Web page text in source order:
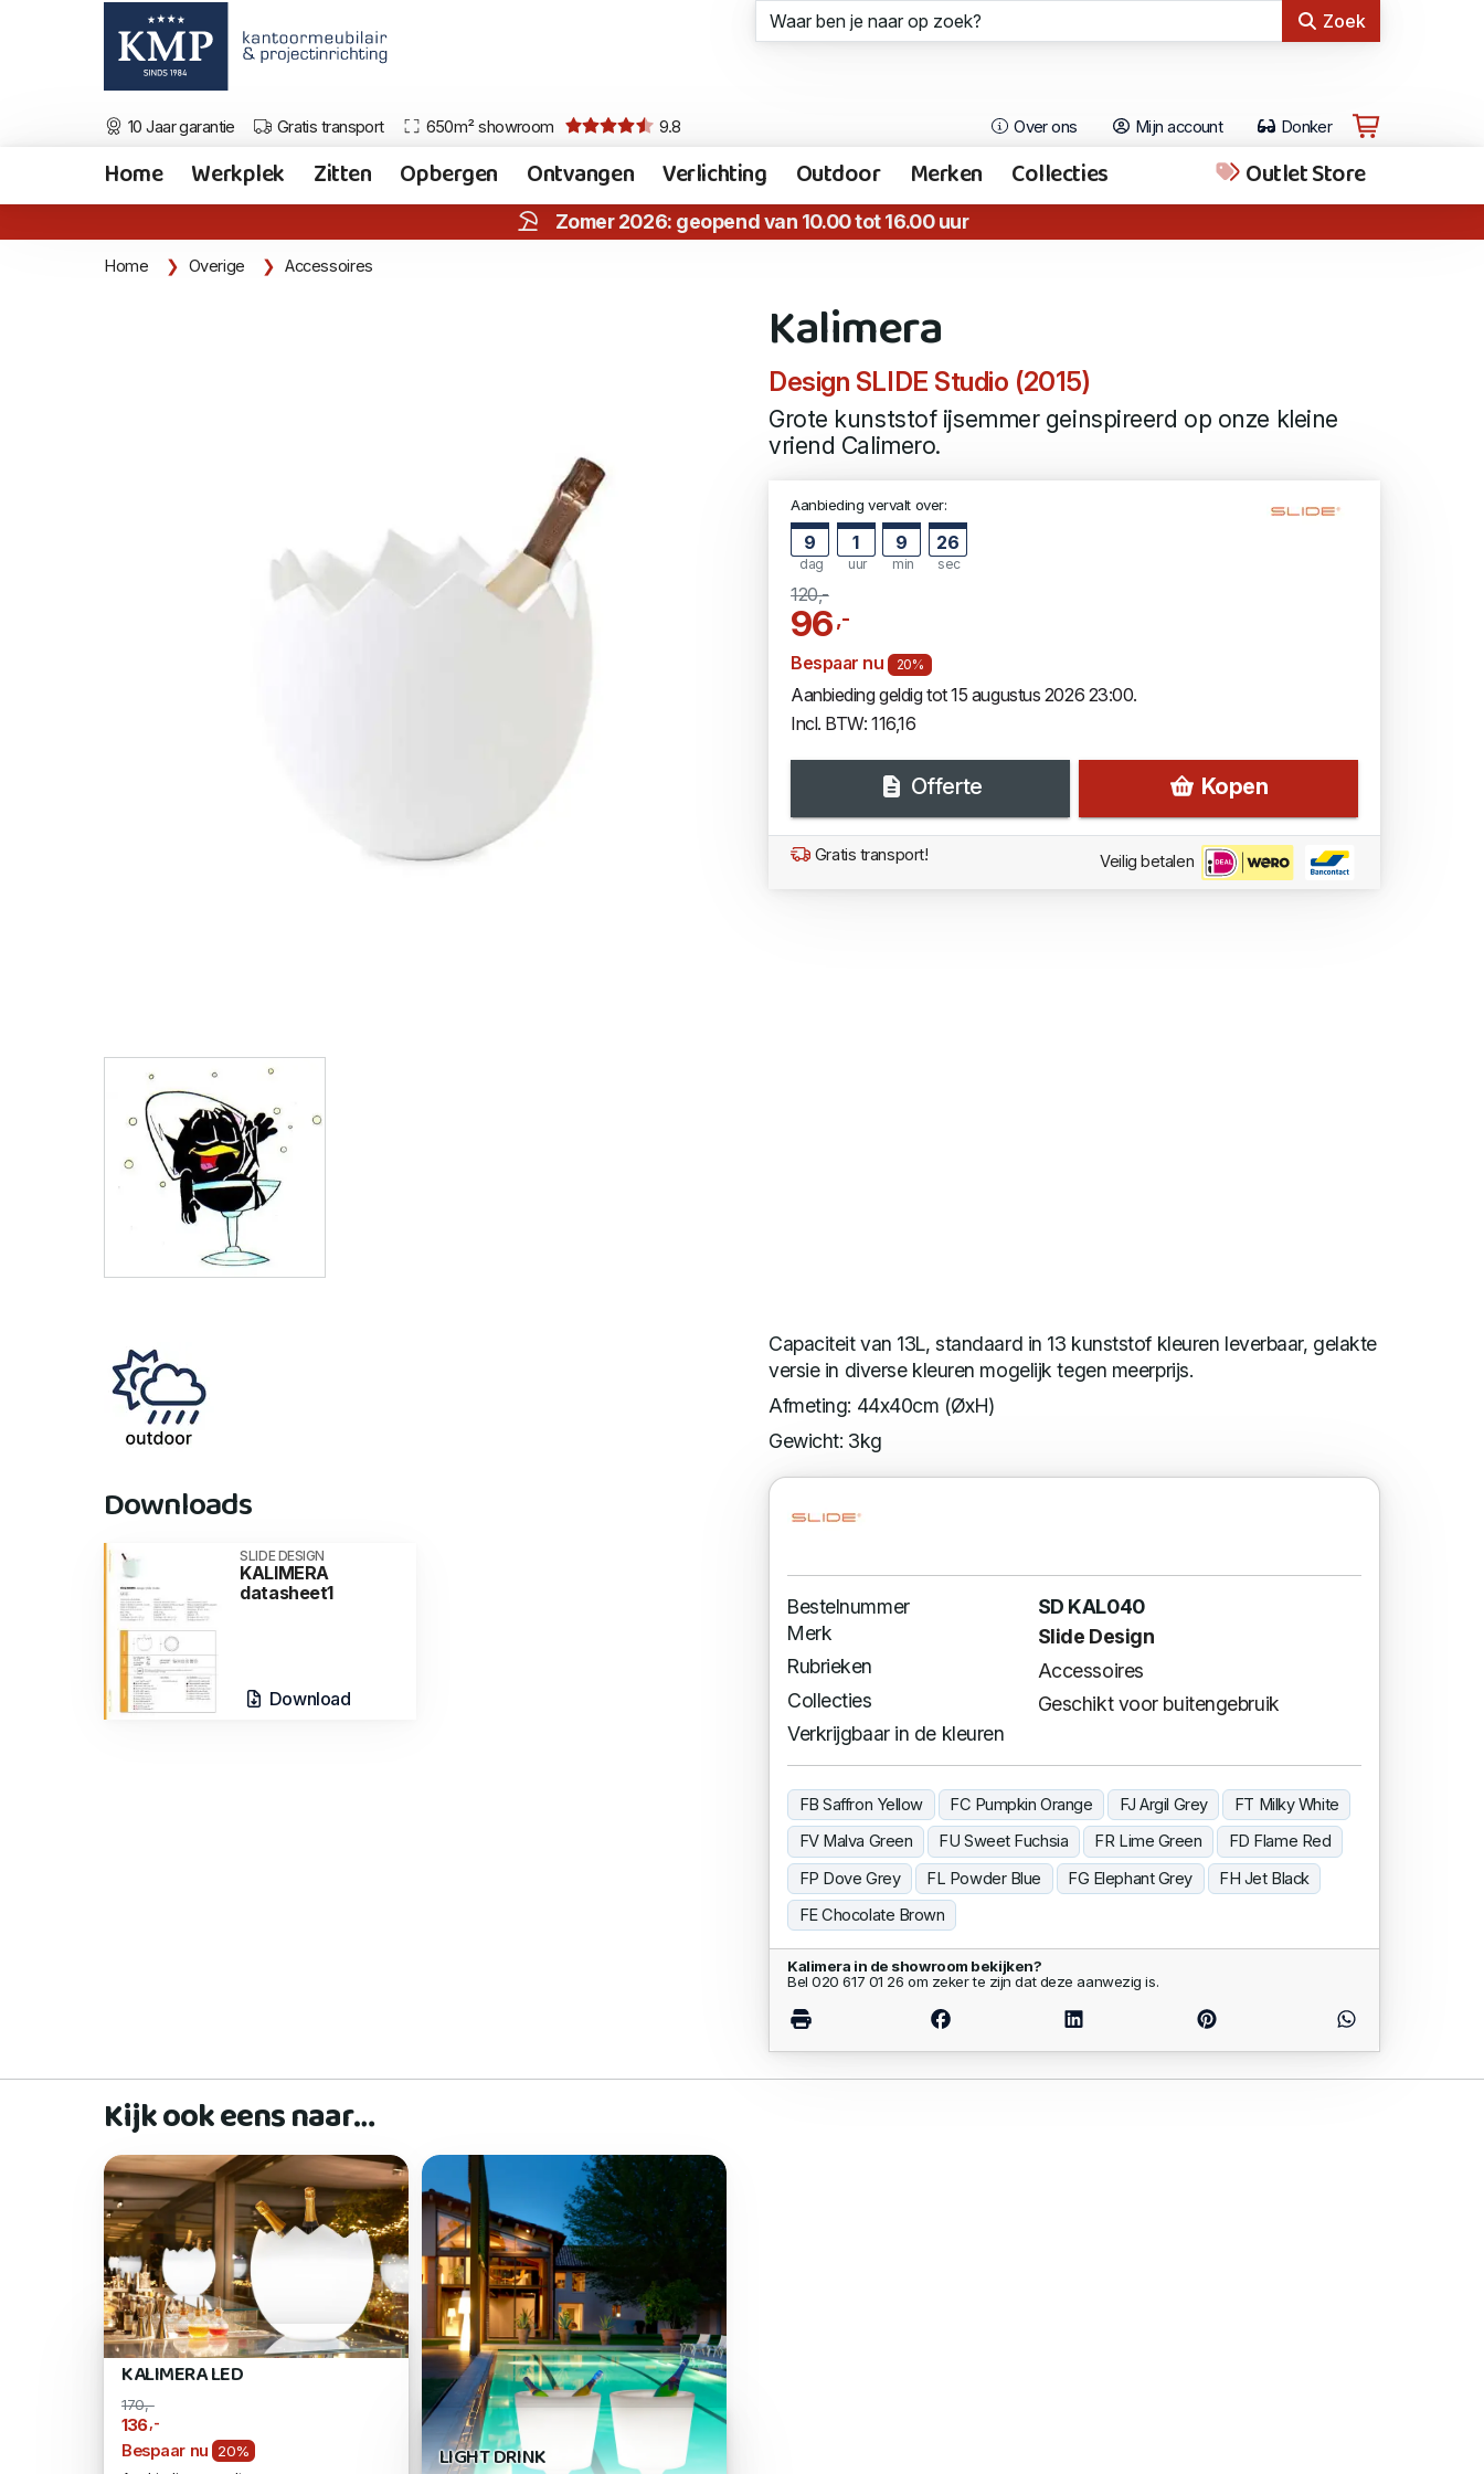
Zoek
10 Jaar garantie Gratis transport 650m² showroom 9.8 Over ons Mijn account Donker
Home Werkplek Zitten Opbergen Ontvangen Verlichting Outdoor Merken Collecties Outlet Store
Zomer 2026: geopend van 10.00 tot 16.00 uur
Home Overige Accessoires
Kalimera
Design SLIDE Studio (2015)
Grote kunststof ijsemmer geinspireerd op onze kleine
vriend Calimero.
Aanbieding vervalt over:
9
dag
1
uur
9
min
26
sec
120,-
96,-
Bespaar nu 20%
Aanbieding geldig tot 15 augustus 2026 23:00.
Incl. BTW: 116,16
Offerte Kopen
Gratis transport! Veilig betalen
Downloads
SLIDE DESIGN
KALIMERA
datasheet1
Download
Capaciteit van 13L, standaard in 13 kunststof kleuren leverbaar, gelakte
versie in diverse kleuren mogelijk tegen meerprijs.
Afmeting: 44x40cm (ØxH)
Gewicht: 3kg
Bestelnummer
SD KAL040
Merk
Slide Design
Rubrieken
Accessoires
Collecties
Geschikt voor buitengebruik
Verkrijgbaar in de kleuren
FB Saffron Yellow FC Pumpkin Orange FJ Argil Grey
FT Milky White
FV Malva Green
FU Sweet Fuchsia FR Lime Green
FD Flame Red
FP Dove Grey
FL Powder Blue FG Elephant Grey
FH Jet Black
FE Chocolate Brown
Kalimera in de showroom bekijken?
Bel 020 617 01 26 om zeker te zijn dat deze aanwezig is.
Kijk ook eens naar…
KALIMERA LED
170,-
136,-
Bespaar nu 20%
LIGHT DRINK